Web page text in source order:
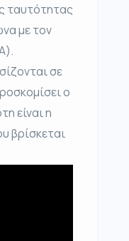
ταυτότητας
με τον
σε
ο
είναι η
βρίσκεται